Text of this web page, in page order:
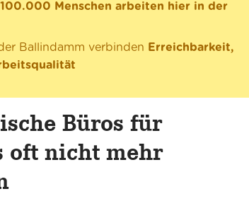
Menschen arbeiten hier in der
Ballindamm verbinden Erreichbarkeit,
Büros für
oft nicht mehr